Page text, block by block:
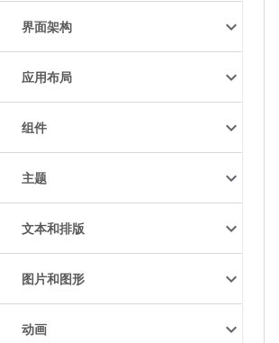
界面架构
应用布局
组件
主题
文本和排版
图片和图形
动画